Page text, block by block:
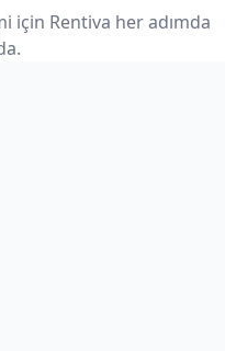
haftalık km limiti
için Rentiva her adımda